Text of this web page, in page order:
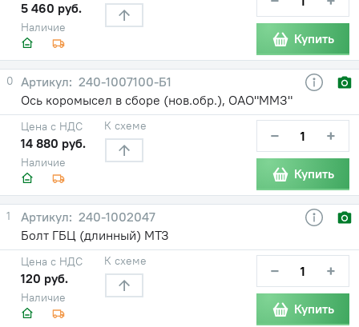
Наличие
5 460 руб.
Купить
0
240-1007100-Б1
Ось коромысел в сборе (нов.обр.), ОАО"ММЗ"
Наличие
Цена с НДС
14 880 руб.
К схеме − +
Купить
1
240-1002047
Болт ГБЦ (длинный) МТЗ
Наличие
Цена с НДС
120 руб.
К схеме − +
Купить